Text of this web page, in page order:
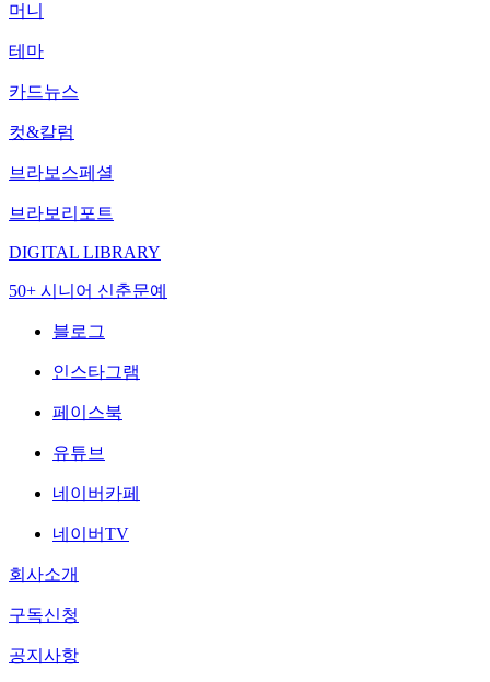
머니
테마
카드뉴스
컷&칼럼
브라보스페셜
브라보리포트
DIGITAL LIBRARY
50+ 시니어 신춘문예
블로그
인스타그램
페이스북
유튜브
네이버카페
네이버TV
회사소개
구독신청
공지사항